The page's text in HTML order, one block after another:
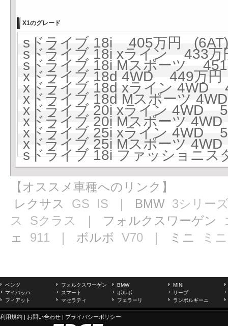
X1のグレード
sドライブ 18i 405万円 (6AT)
sドライブ 18i xライン 433
sドライブ 18i Mスポーツ
xドライブ 18d 4WD 449万
xドライブ 18d xライン 4WD
xドライブ 18d Mスポーツ
xドライブ 20i xライン 4WD
xドライブ 20i Mスポーツ
xドライブ 25i xライン 4WD
xドライブ 25i Mスポーツ
sドライブ 18i ファッショニ
【オススメ車種へのリンク】
レクサス GS IS ｜ BMW 3シリー
ス
Sクラス ｜ フォルクスワーゲン
ェ 911 ｜ ボルボ V70 ｜ ミニ ミニ
ベンツ フォルクスワーゲン BMW
MINI
マイバッハ
スマート ボルボ
サーブ
フィアット
マセラティ フェラーリ ランボルギーニ
利用規約 | お問い合わせ | プライバシーポリシー